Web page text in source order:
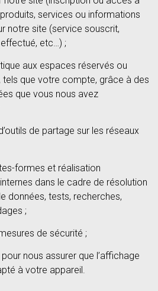
services ou informations
notre site (service souscrit,
etc…) ;
aux espaces réservés ou
tels que votre compte, grâce à des
que vous nous avez
de partage sur les réseaux
formes et réalisation
dans le cadre de résolution
données, tests, recherches,
;
de sécurité ;
nous assurer que l’affichage
à votre appareil.